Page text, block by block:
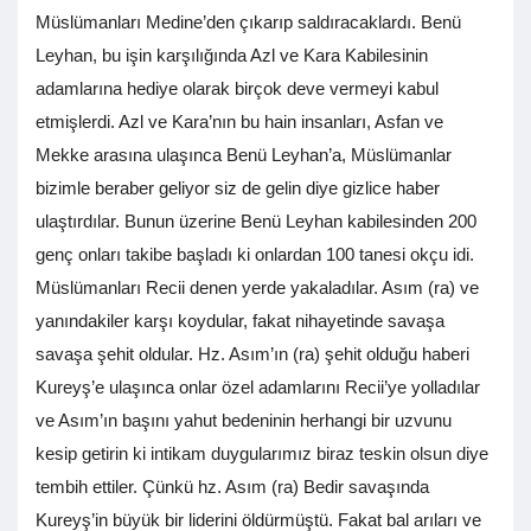
Müslümanları Medine’den çıkarıp saldıracaklardı. Benü
Leyhan, bu işin karşılığında Azl ve Kara Kabilesinin
adamlarına hediye olarak birçok deve vermeyi kabul
etmişlerdi. Azl ve Kara’nın bu hain insanları, Asfan ve
Mekke arasına ulaşınca Benü Leyhan’a, Müslümanlar
bizimle beraber geliyor siz de gelin diye gizlice haber
ulaştırdılar. Bunun üzerine Benü Leyhan kabilesinden 200
genç onları takibe başladı ki onlardan 100 tanesi okçu idi.
Müslümanları Recii denen yerde yakaladılar. Asım (ra) ve
yanındakiler karşı koydular, fakat nihayetinde savaşa
savaşa şehit oldular. Hz. Asım’ın (ra) şehit olduğu haberi
Kureyş’e ulaşınca onlar özel adamlarını Recii’ye yolladılar
ve Asım’ın başını yahut bedeninin herhangi bir uzvunu
kesip getirin ki intikam duygularımız biraz teskin olsun diye
tembih ettiler. Çünkü hz. Asım (ra) Bedir savaşında
Kureyş’in büyük bir liderini öldürmüştü. Fakat bal arıları ve